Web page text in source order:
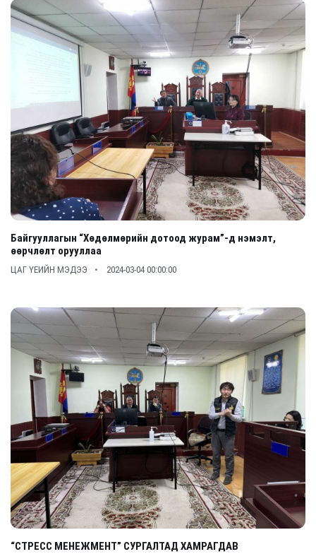
Байгууллагын “Хөдөлмөрийн дотоод журам”-д нэмэлт,
өөрчлөлт орууллаа
ЦАГ ҮЕИЙН МЭДЭЭ 2024-03-04 00:00:00
“СТРЕСС МЕНЕЖМЕНТ” СУРГАЛТАД ХАМРАГДАВ